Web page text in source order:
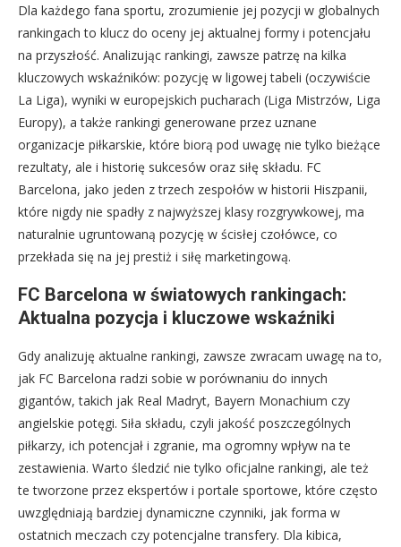
Dla każdego fana sportu, zrozumienie jej pozycji w globalnych
rankingach to klucz do oceny jej aktualnej formy i potencjału
na przyszłość. Analizując rankingi, zawsze patrzę na kilka
kluczowych wskaźników: pozycję w ligowej tabeli (oczywiście
La Liga), wyniki w europejskich pucharach (Liga Mistrzów, Liga
Europy), a także rankingi generowane przez uznane
organizacje piłkarskie, które biorą pod uwagę nie tylko bieżące
rezultaty, ale i historię sukcesów oraz siłę składu. FC
Barcelona, jako jeden z trzech zespołów w historii Hiszpanii,
które nigdy nie spadły z najwyższej klasy rozgrywkowej, ma
naturalnie ugruntowaną pozycję w ścisłej czołówce, co
przekłada się na jej prestiż i siłę marketingową.
FC Barcelona w światowych rankingach:
Aktualna pozycja i kluczowe wskaźniki
Gdy analizuję aktualne rankingi, zawsze zwracam uwagę na to,
jak FC Barcelona radzi sobie w porównaniu do innych
gigantów, takich jak Real Madryt, Bayern Monachium czy
angielskie potęgi. Siła składu, czyli jakość poszczególnych
piłkarzy, ich potencjał i zgranie, ma ogromny wpływ na te
zestawienia. Warto śledzić nie tylko oficjalne rankingi, ale też
te tworzone przez ekspertów i portale sportowe, które często
uwzględniają bardziej dynamiczne czynniki, jak forma w
ostatnich meczach czy potencjalne transfery. Dla kibica,